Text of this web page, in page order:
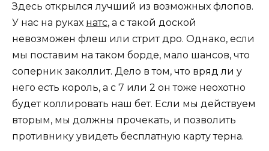
Здесь открылся лучший из возможных флопов.
У нас на руках натс, а с такой доской
невозможен флеш или стрит дро. Однако, если
мы поставим на таком борде, мало шансов, что
соперник заколлит. Дело в том, что вряд ли у
него есть король, а с 7 или 2 он тоже неохотно
будет коллировать наш бет. Если мы действуем
вторым, мы должны прочекать, и позволить
противнику увидеть бесплатную карту терна.